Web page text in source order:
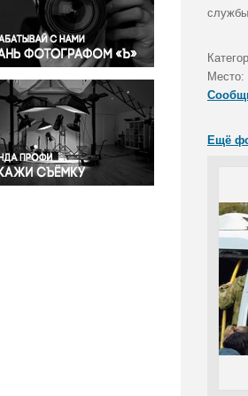
Правосудие
Происшествия и конфликты
Религия
Светская жизнь
Спорт
Экология
Экономика и бизнес
Место:
Ещё